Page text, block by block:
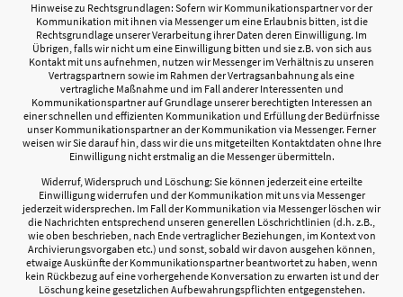
Hinweise zu Rechtsgrundlagen: Sofern wir Kommunikationspartner vor der
Kommunikation mit ihnen via Messenger um eine Erlaubnis bitten, ist die
Rechtsgrundlage unserer Verarbeitung ihrer Daten deren Einwilligung. Im
Übrigen, falls wir nicht um eine Einwilligung bitten und sie z.B. von sich aus
Kontakt mit uns aufnehmen, nutzen wir Messenger im Verhältnis zu unseren
Vertragspartnern sowie im Rahmen der Vertragsanbahnung als eine
vertragliche Maßnahme und im Fall anderer Interessenten und
Kommunikationspartner auf Grundlage unserer berechtigten Interessen an
einer schnellen und effizienten Kommunikation und Erfüllung der Bedürfnisse
unser Kommunikationspartner an der Kommunikation via Messenger. Ferner
weisen wir Sie darauf hin, dass wir die uns mitgeteilten Kontaktdaten ohne Ihre
Einwilligung nicht erstmalig an die Messenger übermitteln.
Widerruf, Widerspruch und Löschung: Sie können jederzeit eine erteilte
Einwilligung widerrufen und der Kommunikation mit uns via Messenger
jederzeit widersprechen. Im Fall der Kommunikation via Messenger löschen wir
die Nachrichten entsprechend unseren generellen Löschrichtlinien (d.h. z.B.,
wie oben beschrieben, nach Ende vertraglicher Beziehungen, im Kontext von
Archivierungsvorgaben etc.) und sonst, sobald wir davon ausgehen können,
etwaige Auskünfte der Kommunikationspartner beantwortet zu haben, wenn
kein Rückbezug auf eine vorhergehende Konversation zu erwarten ist und der
Löschung keine gesetzlichen Aufbewahrungspflichten entgegenstehen.